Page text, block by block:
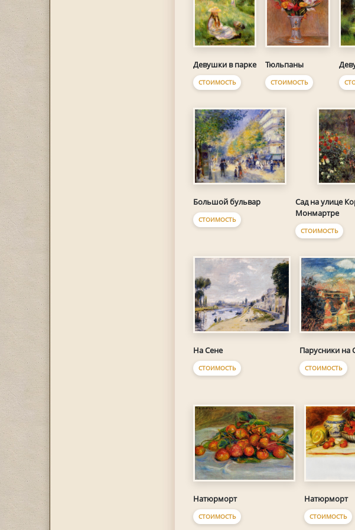
Девушки в парке
СТОИМОСТЬ
Тюльпаны
СТОИМОСТЬ
Большой бульвар
СТОИМОСТЬ
Сад на улице
Монмартре
СТОИМОСТЬ
На Сене
СТОИМОСТЬ
Парусники на
СТОИМОСТЬ
Натюрморт
СТОИМОСТЬ
Натюрморт
СТОИМОСТЬ